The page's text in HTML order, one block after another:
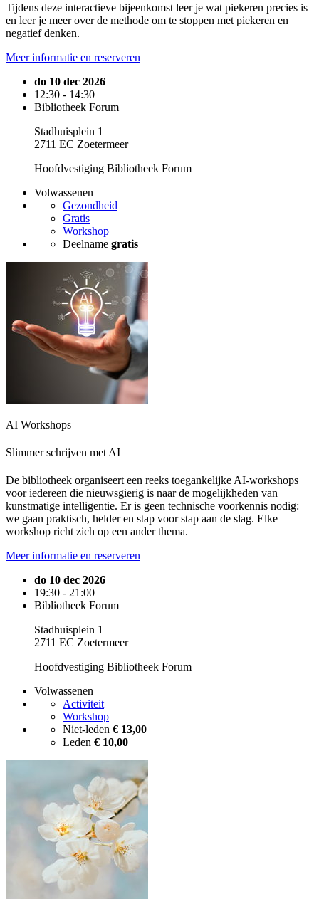
Tijdens deze interactieve bijeenkomst leer je wat piekeren precies is
en leer je meer over de methode om te stoppen met piekeren en
negatief denken.
Meer informatie en reserveren
do 10 dec 2026
12:30 - 14:30
Bibliotheek Forum
Stadhuisplein 1
2711 EC Zoetermeer
Hoofdvestiging Bibliotheek Forum
Volwassenen
Gezondheid
Gratis
Workshop
Deelname gratis
AI Workshops
Slimmer schrijven met AI
De bibliotheek organiseert een reeks toegankelijke AI-workshops
voor iedereen die nieuwsgierig is naar de mogelijkheden van
kunstmatige intelligentie. Er is geen technische voorkennis nodig:
we gaan praktisch, helder en stap voor stap aan de slag. Elke
workshop richt zich op een ander thema.
Meer informatie en reserveren
do 10 dec 2026
19:30 - 21:00
Bibliotheek Forum
Stadhuisplein 1
2711 EC Zoetermeer
Hoofdvestiging Bibliotheek Forum
Volwassenen
Activiteit
Workshop
Niet-leden € 13,00
Leden € 10,00